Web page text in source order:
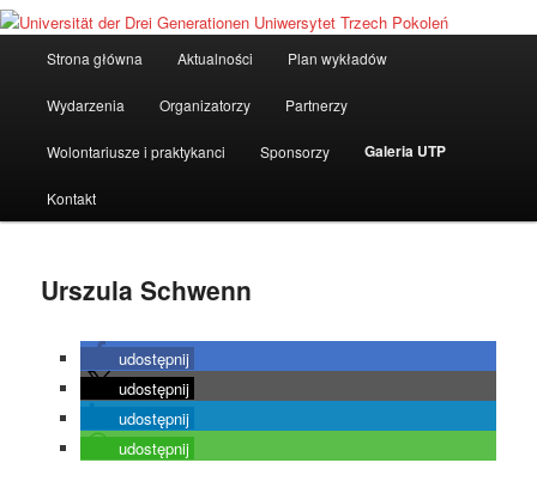
Strona główna Aktualności Plan wykładów
Wydarzenia Organizatorzy Partnerzy
Wolontariusze i praktykanci Sponsorzy Galeria UTP
Kontakt
Urszula Schwenn
udostępnij
udostępnij
udostępnij
udostępnij